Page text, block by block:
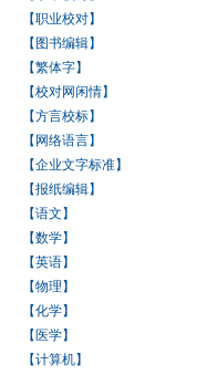
【职业校对】
【图书编辑】
【繁体字】
【校对网闲情】
【方言校标】
【网络语言】
【企业文字标准】
【报纸编辑】
【语文】
【数学】
【英语】
【物理】
【化学】
【医学】
【计算机】